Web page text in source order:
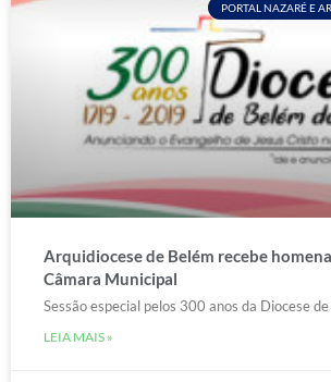
PORTAL NAZARÉ E
Arquidiocese de Belém recebe
Câmara Municipal
Sessão especial pelos 300 anos da Diocese
LEIA MAIS »